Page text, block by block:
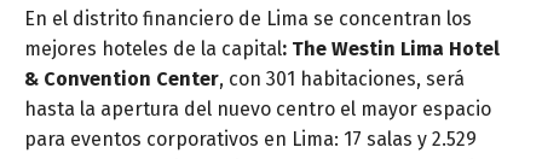
En el distrito financiero de Lima se concentran los
mejores hoteles de la capital: The Westin Lima Hotel
& Convention Center, con 301 habitaciones, será
hasta la apertura del nuevo centro el mayor espacio
para eventos corporativos en Lima: 17 salas y 2.529